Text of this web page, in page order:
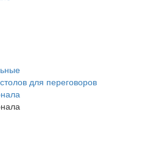
для переговоров